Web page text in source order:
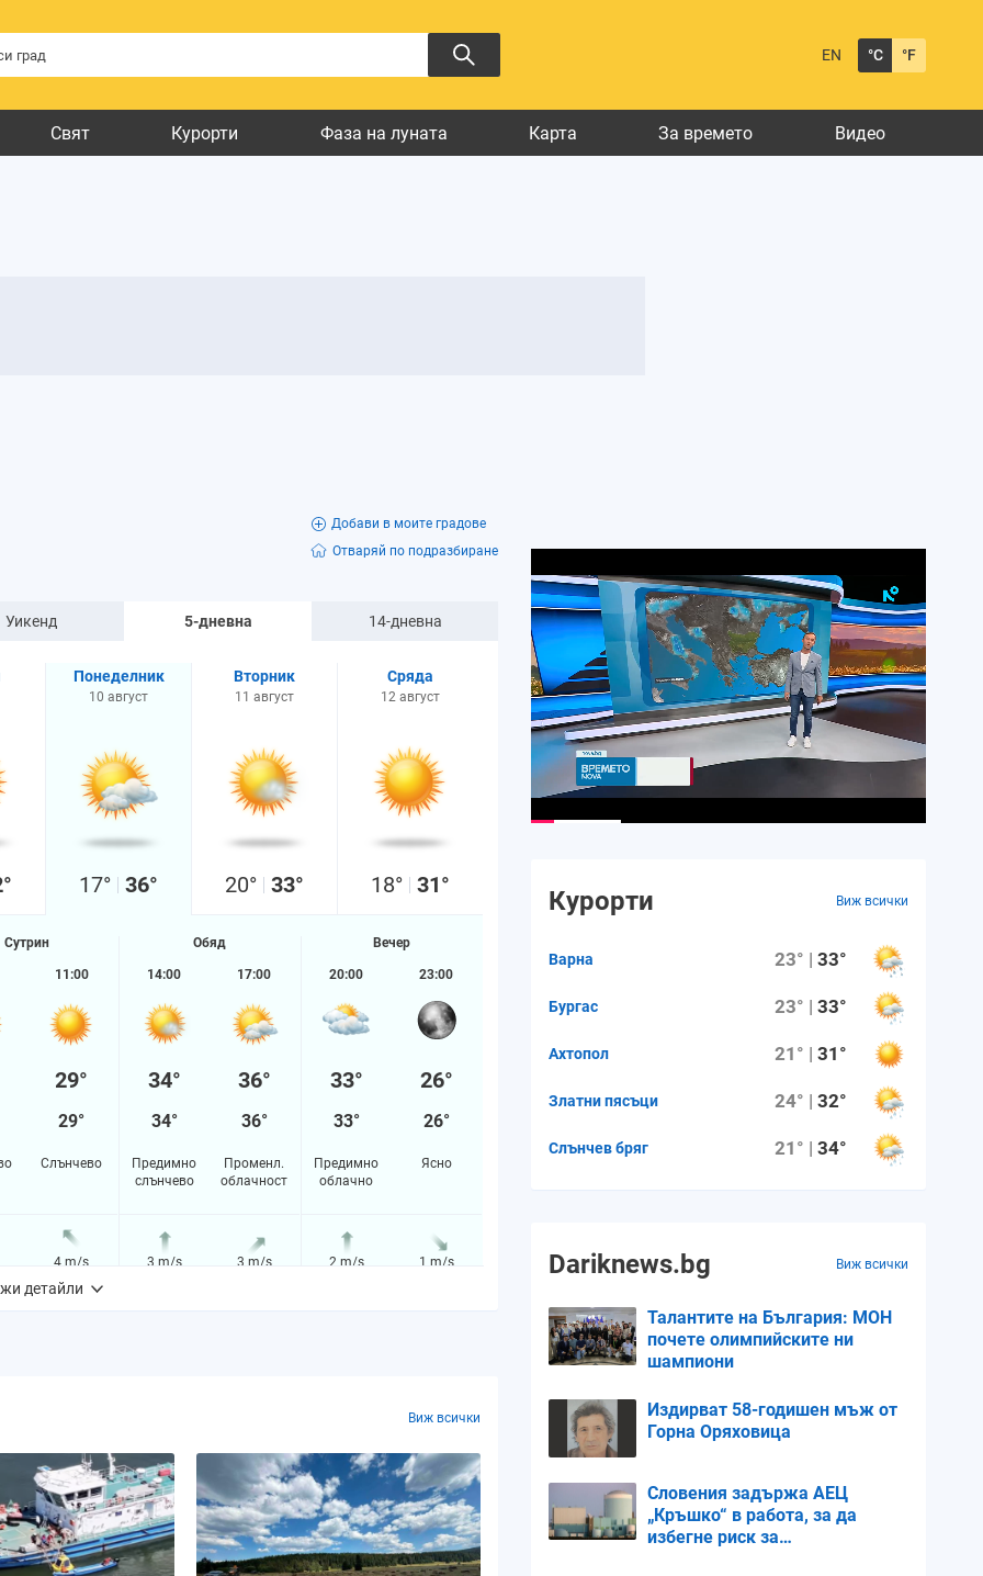
EN °C °F
Свят Курорти Фаза на луната Карта За времето Видео
Добави в моите градове
Отваряй по подразбиране
Уикенд 5-дневна 14-дневна
Понеделник
10 август
17° 36°
Вторник
11 август
20° 33°
Сряда
12 август
18° 31°
Сутрин
11:00
29°
29°
Слънчево
4 m/s
0%
1017.24 hPa
Обяд
14:00
34°
34°
Предимно
слънчево
3 m/s
0%
1015.51 hPa
17:00
36°
36°
Променл.
облачност
3 m/s
0.119082%
1013.55 hPa
Вечер
20:00
33°
33°
Предимно
облачно
2 m/s
0%
1012.49 hPa
23:00
26°
26°
Ясно
1 m/s
0%
1013.43 hPa
детайли
Виж всички
Курорти Виж всички
Варна 23° |33°
Бургас 23° |33°
Ахтопол 21° |31°
Златни пясъци 24° |32°
Слънчев бряг 21° |34°
Dariknews.bg Виж всички
Талантите на България: МОН
почете олимпийските ни
шампиони
Издирват 58-годишен мъж от
Горна Оряховица
Словения задържа АЕЦ
„Кръшко“ в работа, за да
избегне риск за